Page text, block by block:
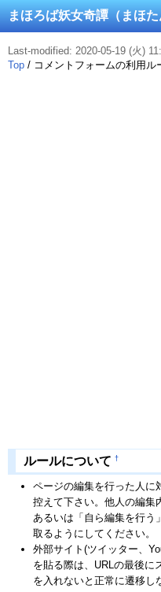
まほろば妖女奇譚（まほ
Last-modified: 2020-05-19 (火)
Top / コメントフォームの利用ル
ルールについて †
ページの編集を行った人に
控えて下さい。他人の編集
あるいは「自ら編集を行う
取るようにしてください。
外部サイト(ツイッター、
を貼る際は、URLの最後に
を入れないと正常に遷移し